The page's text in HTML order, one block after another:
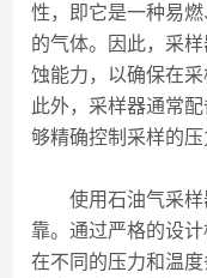
性，即它是一种易
的气体。因此，采
蚀能力，以确保在采
此外，采样器通常
够精确控制采样的压
使用石油气采样
靠。通过严格的设
在不同的压力和温